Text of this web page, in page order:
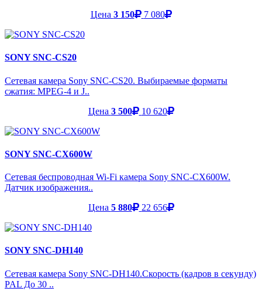
Цена 3 150 7 080
SONY SNC-CS20
Сетевая камера Sony SNC-CS20. Выбираемые форматы
сжатия: MPEG-4 и J..
Цена 3 500 10 620
SONY SNC-CX600W
Сетевая беспроводная Wi-Fi камера Sony SNC-CX600W.
Датчик изображения..
Цена 5 880 22 656
SONY SNC-DH140
Сетевая камера Sony SNC-DH140.Скорость (кадров в секунду)
PAL До 30 ..